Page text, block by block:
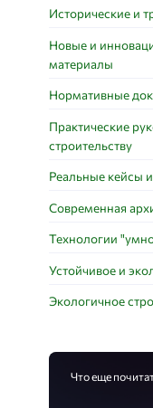
Исторические и
Новые и
материалы
Нормативные
Практические
строительству
Реальные кейсы
Современная
Технологии
Устойчивое и
Экологичное
Что еще